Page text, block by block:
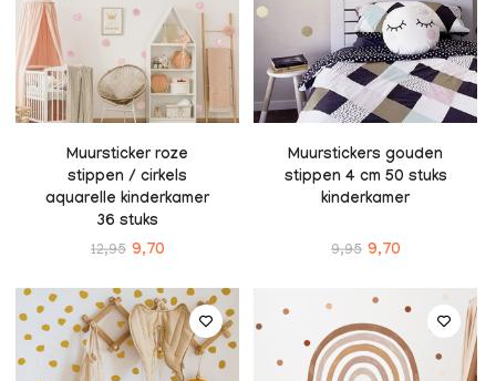
Muursticker roze
stippen / cirkels
aquarelle kinderkamer
36 stuks
12,95 9,70
Muurstickers gouden
stippen 4 cm 50 stuks
kinderkamer
9,95 9,70